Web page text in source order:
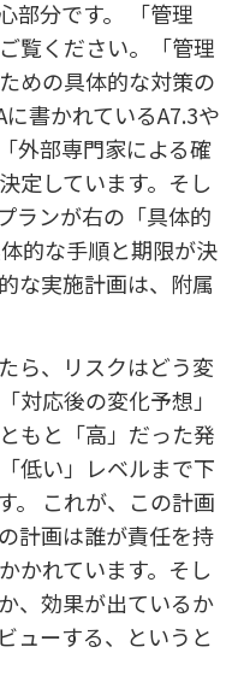
部分です。 「管理
覧ください。「管理
めの具体的な対策の
書かれているA7.3や
外部専門家による確
定しています。そし
ランが右の「具体的
的な手順と期限が決
な実施計画は、附属
ら、リスクはどう変
対応後の変化予想」
もと「高」だった発
低い」レベルまで下
。 これが、この計画
計画は誰が責任を持
かれています。そし
、効果が出ているか
ューする、というと